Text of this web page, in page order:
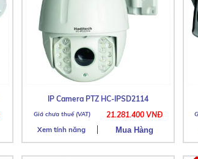
IP Camera PTZ HC-IPSD2114
21.281.400 VNĐ
Xem tính năng